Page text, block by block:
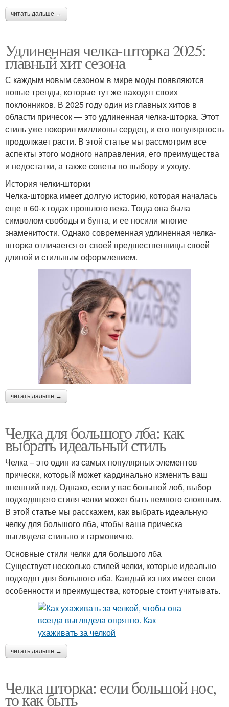
читать дальше →
Удлиненная челка-шторка 2025:
главный хит сезона
С каждым новым сезоном в мире моды появляются
новые тренды, которые тут же находят своих
поклонников. В 2025 году один из главных хитов в
области причесок — это удлиненная челка-шторка. Этот
стиль уже покорил миллионы сердец, и его популярность
продолжает расти. В этой статье мы рассмотрим все
аспекты этого модного направления, его преимущества
и недостатки, а также советы по выбору и уходу.
История челки-шторки
Челка-шторка имеет долгую историю, которая началась
еще в 60-х годах прошлого века. Тогда она была
символом свободы и бунта, и ее носили многие
знаменитости. Однако современная удлиненная челка-
шторка отличается от своей предшественницы своей
длиной и стильным оформлением.
читать дальше →
Челка для большого лба: как
выбрать идеальный стиль
Челка – это один из самых популярных элементов
прически, который может кардинально изменить ваш
внешний вид. Однако, если у вас большой лоб, выбор
подходящего стиля челки может быть немного сложным.
В этой статье мы расскажем, как выбрать идеальную
челку для большого лба, чтобы ваша прическа
выглядела стильно и гармонично.
Основные стили челки для большого лба
Существует несколько стилей челки, которые идеально
подходят для большого лба. Каждый из них имеет свои
особенности и преимущества, которые стоит учитывать.
читать дальше →
Челка шторка: если большой нос,
то как быть